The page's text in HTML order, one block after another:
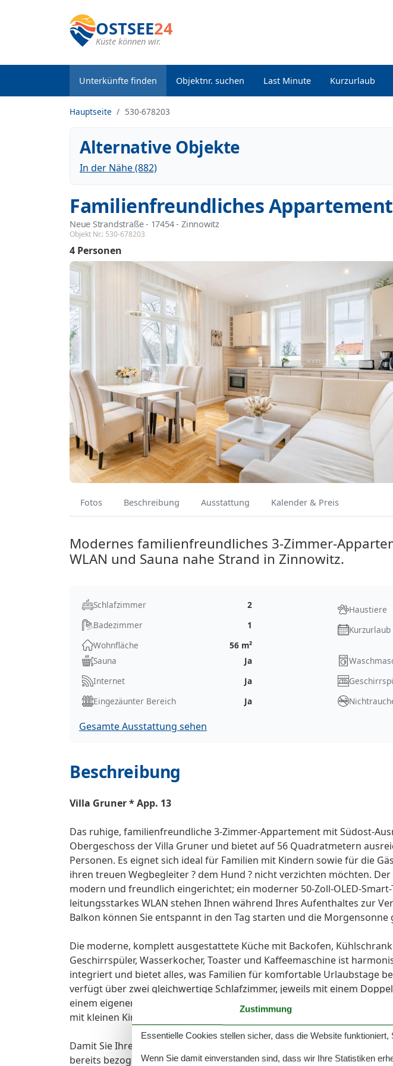
OSTSEE24
Küste können wir.
Unterkünfte finden Objektnr. suchen Last Minute Kurzurlaub
Hauptseite 530-678203
Alternative Objekte
In der Nähe (882)
Familienfreundliches
Neue Strandstraße - 17454 - Zinnowitz
Objekt Nr.: 530-678203
4 Personen
Fotos Beschreibung Ausstattung Kalender & Preis
Modernes familienfreundliches 3-Zimmer-
WLAN und Sauna nahe Strand in Zinnowitz.
Schlafzimmer
2
Badezimmer
1
Wohnfläche
56 m²
Haustiere
Sauna
Ja
Internet
Ja
Eingezäunter Bereich
Ja
Gesamte Ausstattung sehen
Beschreibung
Villa Gruner * App. 13
Das ruhige, familienfreundliche 3-Zimmer-Appartement mit Südost-
Obergeschoss der Villa Gruner und bietet auf 56 Quadratmetern
Personen. Es eignet sich ideal für Familien mit Kindern sowie für die
ihren treuen Wegbegleiter ? dem Hund ? nicht verzichten möchten.
modern und freundlich eingerichtet; ein moderner 50-Zoll-OLED-
leitungsstarkes WLAN stehen Ihnen während Ihres Aufenthaltes zur
Balkon können Sie entspannt in den Tag starten und die Morgensonne
Die moderne, komplett ausgestattete Küche mit Backofen,
Geschirrspüler, Wasserkocher, Toaster und Kaffeemaschine ist
integriert und bietet alles, was Familien für komfortable Urlaubstage
verfügt über zwei gleichwertige Schlafzimmer, jeweils mit einem
einem eigenen Flat-TV. Ein Schlafzimmer bietet direkten Zugang zum
mit kleinen Kindern ist die zusätzliche Aufbettung im Babyreisebett (bis
Damit Sie Ihre Auszeit von Beginn an entspannt genießen können, sind
bereits bezogen. Ein Duschtuch und ein kleines Handtuch liegen
Zustimmung
Essentielle Cookies stellen sicher, dass die Website
Wenn Sie damit einverstanden sind, dass wir Ihre Statistiken